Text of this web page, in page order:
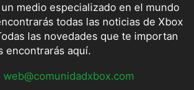
medio especializado en el mundo
todas las noticias de Xbox
las novedades que te importan
encontrarás aquí.
web@comunidadxbox.com